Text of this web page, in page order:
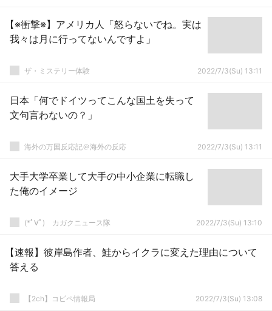
【※衝撃※】アメリカ人「怒らないでね。実は
我々は月に行ってないんですよ」
ザ・ミステリー体験 2022/7/3(Su) 13:11
日本「何でドイツってこんな国土を失って
文句言わないの？」
海外の万国反応記＠海外の反応 2022/7/3(Su) 13:11
大手大学卒業して大手の中小企業に転職し
た俺のイメージ
(*ﾟ∀ﾟ)ゞカガクニュース隊 2022/7/3(Su) 13:10
【速報】彼岸島作者、鮭からイクラに変えた理由について
答える
【2ch】コピペ情報局 2022/7/3(Su) 13:08